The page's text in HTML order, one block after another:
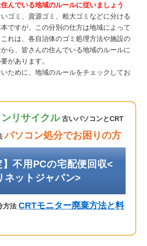
んでいる地域のルールに従いましょう
ゴミ、資源ゴミ、粗大ゴミなどに分ける
ですが、この分別の仕方は地域によって
れは、各自治体のゴミ処理方法や施設の
ら、皆さんの住んでいる地域のルールに
があります。
ために、地域のルールをチェックしてお
リサイクル 古いパソコンとCRT
パソコン処分でお困りの方
】不用PCの宅配便回収<
ネットジャパン>
方法 CRTモニター廃棄方法と料